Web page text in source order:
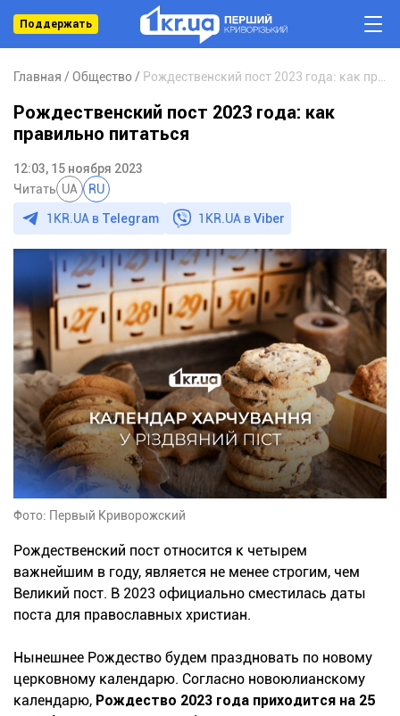
Поддержать
Главная Общество
Рождественский пост 2023 года: как
правильно питаться
12:03, 15 ноября 2023
Читать UA RU
1KR.UA в Telegram 1KR.UA вViber
Фото: Первый Криворожский
Рождественский пост относится к четырем
важнейшим в году, является не менее строгим, чем
Великий пост. В 2023 официально сместилась даты
поста для православных христиан.
Нынешнее Рождество будем праздновать по новому
церковному календарю. Согласно новоюлианскому
календарю, Рождество 2023 года приходится на 25